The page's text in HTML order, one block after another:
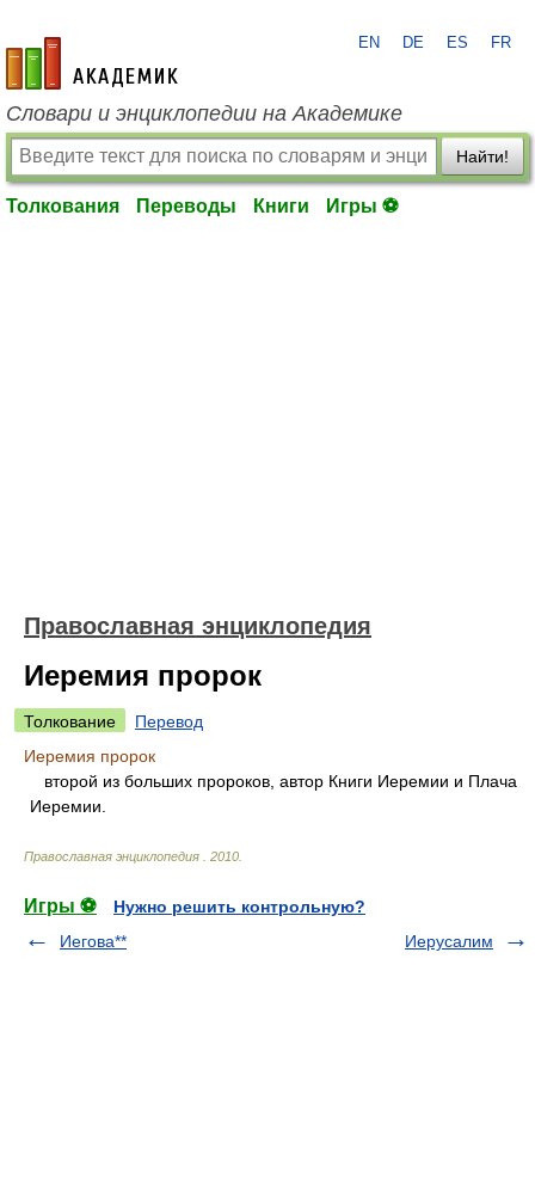
academic.ru
EN DE ES FR
Словари и энциклопедии на Академике
Найти!
Толкования Переводы Книги Игры ⚽
Православная энциклопедия
Иеремия пророк
Толкование
Перевод
Иеремия пророк
второй из больших пророков, автор Книги Иеремии и Плача
Иеремии.
Православная энциклопедия 2010
Игры ⚽
Нужно решить контрольную?
Иегова**
Иерусалим